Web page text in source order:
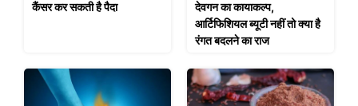
कैंसर कर सकती है पैदा
देवगन का कायाकल्प,
आर्टिफिशियल ब्यूटी नहीं तो क्या है
रंगत बदलने का राज